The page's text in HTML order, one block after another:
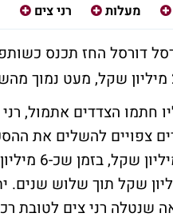
מעלות רני צים
דורסל החז תכנס
צפויים להשלים
דורסל
שנטלה רני צים לטובת